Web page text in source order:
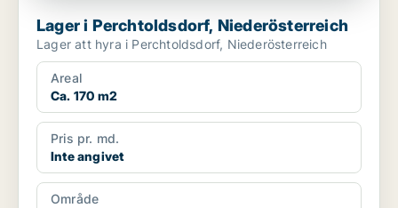
Lager i Perchtoldsdorf, Niederösterreich
Lager att hyra i Perchtoldsdorf, Niederösterreich
Areal
Ca. 170 m2
Pris pr. md.
Inte angivet
Område